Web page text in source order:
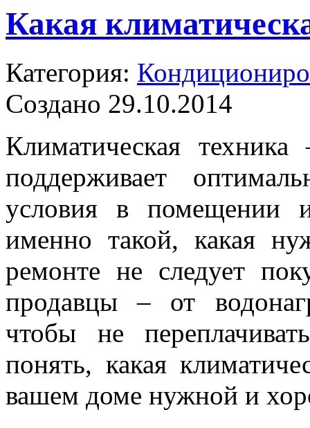
Какая
Категория:
Создано 29.10.2014
Климатическая
поддерживает
условия в помещении
именно такой, какая
ремонте не следует
продавцы – от
чтобы не
понять, какая
вашем доме нужной и